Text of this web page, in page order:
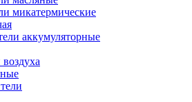
микатермические
аккумуляторные